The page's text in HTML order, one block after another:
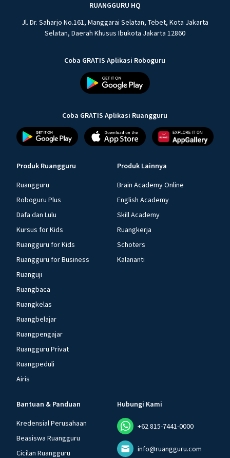
RUANGGURU HQ
Jl. Dr. Saharjo No.161, Manggarai Selatan, Tebet, Kota Jakarta
Selatan, Daerah Khusus Ibukota Jakarta 12860
Coba GRATIS Aplikasi Roboguru
Coba GRATIS Aplikasi Ruangguru
Produk Ruangguru
Ruangguru
Roboguru Plus
Dafa dan Lulu
Kursus for Kids
Ruangguru for Kids
Ruangguru for Business
Ruanguji
Ruangbaca
Ruangkelas
Ruangbelajar
Ruangpengajar
Ruangguru Privat
Ruangpeduli
Airis
Produk Lainnya
Brain Academy Online
English Academy
Skill Academy
Ruangkerja
Schoters
Kalananti
Bantuan & Panduan
Kredensial Perusahaan
Beasiswa Ruangguru
Cicilan Ruangguru
Hubungi Kami
+62 815-7441-0000
info@ruangguru.com